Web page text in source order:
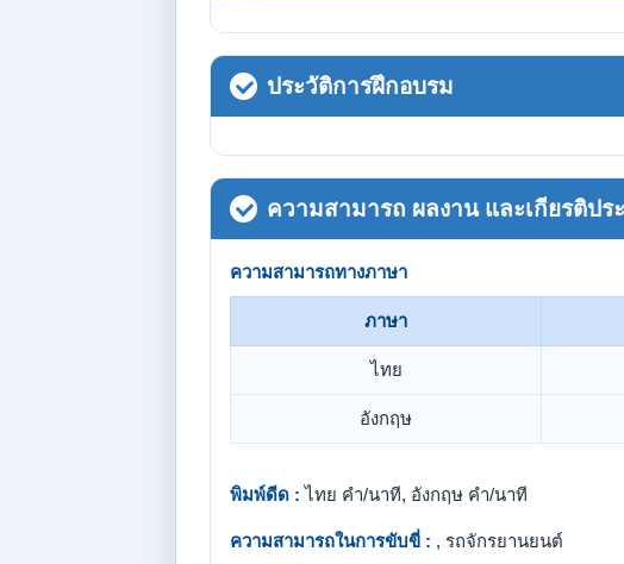
ประวัติการฝึกอบรม
ความสามารถ ผลงาน และเกียรติปร
ความสามารถทางภาษา
ภาษา
ไทย
อังกฤษ
พิมพ์ดีด : ไทย คำ/นาที, อังกฤษ คำ/นาที
ความสามารถในการขับขี่ : , รถจักรยานยนต์